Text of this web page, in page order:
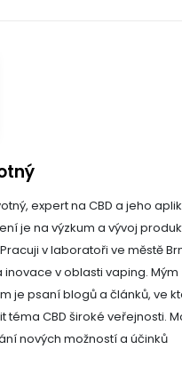
expert na CBD a jeho
je na výzkum a vývoj
Pracuji v laboratoři ve městě
inovace v oblasti vaping. Mým
je psaní blogů a článků, ve
téma CBD široké veřejnosti.
nových možností a účinků